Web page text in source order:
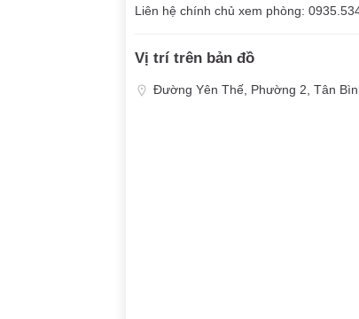
Liên hệ chính chủ xem phòng:
Vị trí trên bản đồ
Đường Yên Thế, Phường 2, Tân